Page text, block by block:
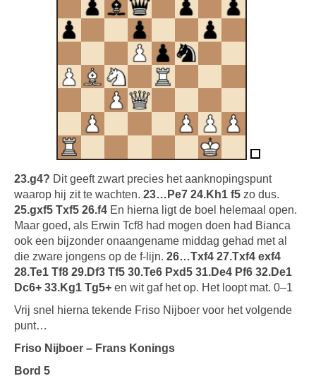
23.g4? Dit geeft zwart precies het aanknopingspunt
waarop hij zit te wachten. 23…Pe7 24.Kh1 f5 zo dus.
25.gxf5 Txf5 26.f4 En hierna ligt de boel helemaal open.
Maar goed, als Erwin Tcf8 had mogen doen had Bianca
ook een bijzonder onaangename middag gehad met al
die zware jongens op de f-lijn. 26…Txf4 27.Txf4 exf4
28.Te1 Tf8 29.Df3 Tf5 30.Te6 Pxd5 31.De4 Pf6 32.De1
Dc6+ 33.Kg1 Tg5+ en wit gaf het op. Het loopt mat. 0–1
Vrij snel hierna tekende Friso Nijboer voor het volgende
punt…
Friso Nijboer – Frans Konings
Bord 5